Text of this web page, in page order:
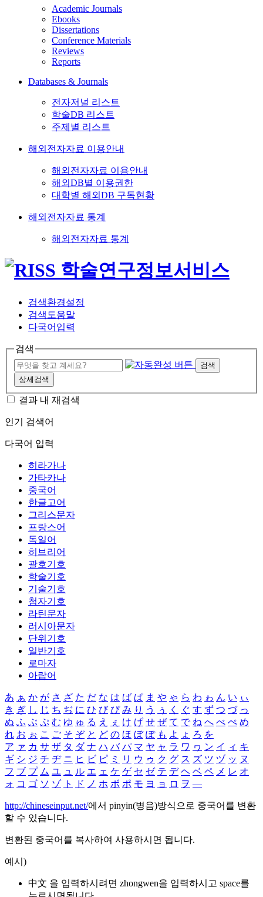
Academic Journals
Ebooks
Dissertations
Conference Materials
Reviews
Reports
Databases & Journals
전자저널 리스트
학술DB 리스트
주제별 리스트
해외전자자료 이용안내
해외전자자료 이용안내
해외DB별 이용권한
대학별 해외DB 구독현황
해외전자자료 통계
해외전자자료 통계
검색환경설정
검색도움말
다국어입력
검색
검색
상세검색
결과 내 재검색
인기 검색어
다국어 입력
히라가나
가타카나
중국어
한글고어
그리스문자
프랑스어
독일어
히브리어
괄호기호
학술기호
기술기호
첨자기호
라틴문자
러시아문자
단위기호
일반기호
로마자
아랍어
あ ぁ か が さ ざ た だ な は ば ぱ ま や ゃ ら わ ゎ ん い ぃ
き ぎ し じ ち ぢ に ひ び ぴ み り う ぅ く ぐ す ず つ づ っ
ぬ ふ ぶ ぷ む ゆ ゅ る え ぇ け げ せ ぜ て で ね へ べ ぺ め
れ お ぉ こ ご そ ぞ と ど の ほ ぼ ぽ も よ ょ ろ を
ア ァ カ サ ザ タ ダ ナ ハ バ パ マ ヤ ャ ラ ワ ヮ ン イ ィ キ
ギ シ ジ チ ヂ ニ ヒ ビ ピ ミ リ ウ ゥ ク グ ス ズ ツ ヅ ッ ヌ
フ ブ プ ム ユ ュ ル エ ェ ケ ゲ セ ゼ テ デ ヘ ベ ペ メ レ オ
ォ コ ゴ ソ ゾ ト ド ノ ホ ボ ポ モ ヨ ョ ロ ヲ ―
http://chineseinput.net/에서 pinyin(병음)방식으로 중국어를 변환
할 수 있습니다.
변환된 중국어를 복사하여 사용하시면 됩니다.
예시)
中文 을 입력하시려면 zhongwen을 입력하시고 space를